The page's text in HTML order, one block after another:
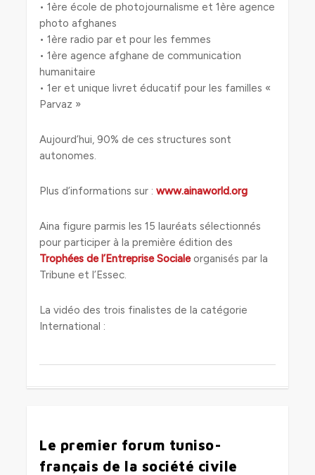
• 1ère école de photojournalisme et 1ère agence
photo afghanes
• 1ère radio par et pour les femmes
• 1ère agence afghane de communication
humanitaire
• 1er et unique livret éducatif pour les familles «
Parvaz »
Aujourd’hui, 90% de ces structures sont
autonomes.
Plus d’informations sur :www.ainaworld.org
Aina figure parmis les 15 lauréats sélectionnés
pour participer à la première édition des
Trophées de l’Entreprise Socialeorganisés par la
Tribune et l’Essec.
La vidéo des trois finalistes de la catégorie
International :
Le premier forum tuniso-
français de la société civile